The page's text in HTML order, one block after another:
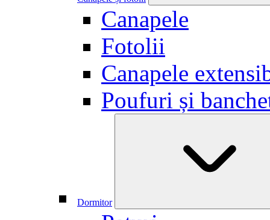
Canapele
Fotolii
Canapele
Poufuri și
Dormitor